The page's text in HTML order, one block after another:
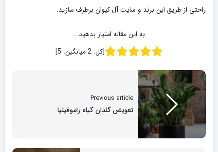
راحتی از طریق این برند و سایت آل کیوان برطرف سازید.
به این مقاله امتیاز بدهید...
[کل:2میانگین: 5
]
Previous article
تعویض گلدان گیاه زاموفیلیا